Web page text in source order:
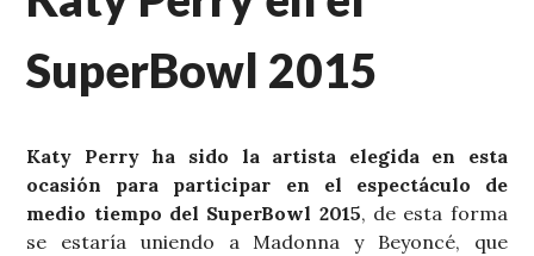
SuperBowl 2015
Katy Perry ha sido la artista elegida en esta
ocasión para participar en el espectáculo de
medio tiempo del SuperBowl 2015, de esta forma
se estaría uniendo a Madonna y Beyoncé, que